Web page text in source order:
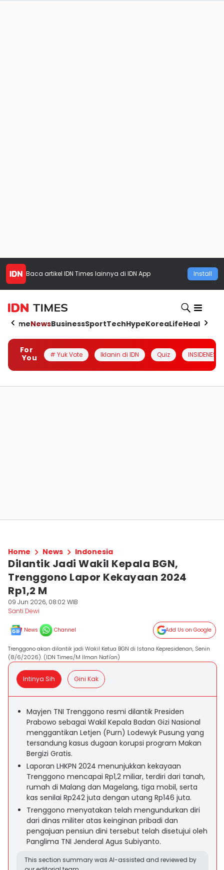
Baca artikel IDN Times lainnya di IDN App Install
HomeNewsBusinessSportTechHypeKoreaLifeHealth
For
You
# Yuk Vote Iklanin di IDN Quiz INSIDENESIA
Home News Indonesia
Dilantik Jadi Wakil Kepala BGN,
Trenggono Lapor Kekayaan 2024
Rp1,2 M
09 Jun 2026, 08:02 WIB
Santi Dewi
News Channel Add Us on Google
Trenggono akan dilantik jadi Wakil Ketua BGN di Istana Kepresidenan, Senin
(8/6/2026). (IDN Times/M Ilman Nafi'an)
Intinya Sih Gini Kak
Mayjen TNI Trenggono resmi dilantik Presiden
Prabowo sebagai Wakil Kepala Badan Gizi Nasional
menggantikan Letjen (Purn) Lodewyk Pusung yang
tersandung kasus dugaan korupsi program Makan
Bergizi Gratis.
Laporan LHKPN 2024 menunjukkan kekayaan
Trenggono mencapai Rp1,2 miliar, terdiri dari tanah,
rumah di Malang dan Magelang, tiga mobil, serta
kas senilai Rp242 juta dengan utang Rp146 juta.
Trenggono menyatakan telah mengundurkan diri
dari dinas militer atas keinginan pribadi dan
pengajuan pensiun dini tersebut telah disetujui oleh
Panglima TNI Jenderal Agus Subiyanto.
This section summary was AI-assisted and reviewed by